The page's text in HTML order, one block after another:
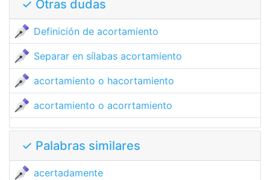
✓ Otras dudas
Definición de acortamiento
Separar en sílabas acortamiento
acortamiento o hacortamiento
acortamiento o acorrtamiento
✓ Palabras similares
acertadamente